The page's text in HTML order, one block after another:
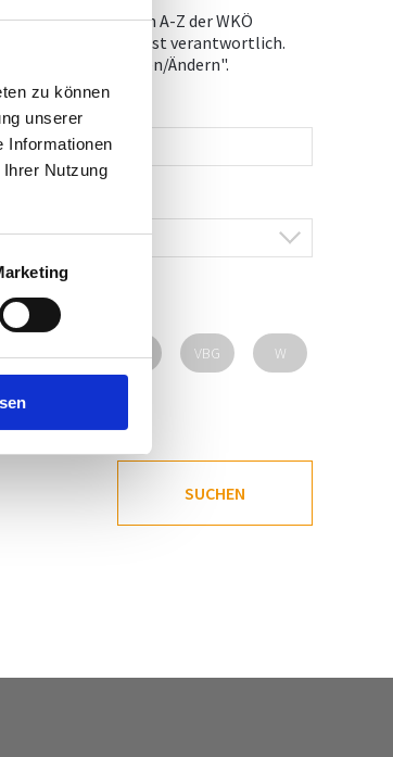
zu können
unserer
Informationen
Nutzung
vom Firmen A-Z der WKÖ
Mitglied daher selbst verantwortlich.
unter "Eintragen/Ändern".
STMK T VBG W
SUCHEN